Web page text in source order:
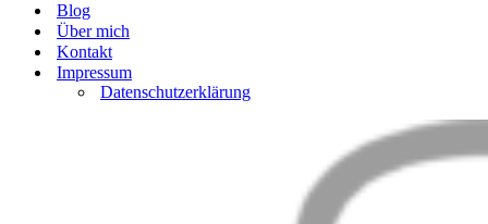
Blog
Über mich
Kontakt
Impressum
Datenschutzerklärung